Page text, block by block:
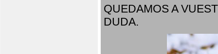
QUEDAMOS A
DUDA.